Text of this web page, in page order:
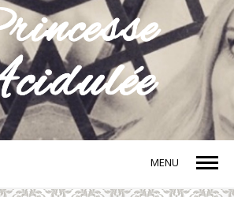
MENU